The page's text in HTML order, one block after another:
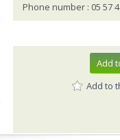
Phone number : 05 57
Add
Add to